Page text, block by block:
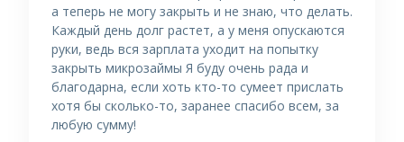
а теперь не могу закрыть и не знаю, что делать.
Каждый день долг растет, а у меня опускаются
руки, ведь вся зарплата уходит на попытку
закрыть микрозаймы Я буду очень рада и
благодарна, если хоть кто-то сумеет прислать
хотя бы сколько-то, заранее спасибо всем, за
любую сумму!